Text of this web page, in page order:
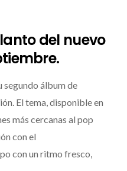
del nuevo
segundo álbum de
El tema, disponible en
más cercanas al pop
con el
con un ritmo fresco,